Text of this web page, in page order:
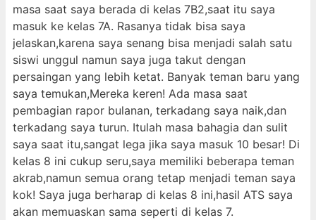
masa saat saya berada di kelas 7B2,saat itu saya
masuk ke kelas 7A. Rasanya tidak bisa saya
jelaskan,karena saya senang bisa menjadi salah satu
siswi unggul namun saya juga takut dengan
persaingan yang lebih ketat. Banyak teman baru yang
saya temukan,Mereka keren! Ada masa saat
pembagian rapor bulanan, terkadang saya naik,dan
terkadang saya turun. Itulah masa bahagia dan sulit
saya saat itu,sangat lega jika saya masuk 10 besar! Di
kelas 8 ini cukup seru,saya memiliki beberapa teman
akrab,namun semua orang tetap menjadi teman saya
kok! Saya juga berharap di kelas 8 ini,hasil ATS saya
akan memuaskan sama seperti di kelas 7.